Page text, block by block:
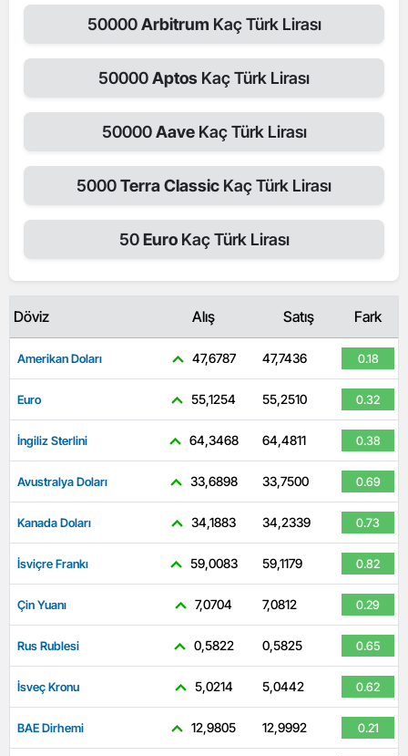
50000Arbitrum Kaç Türk Lirası
50000Aptos Kaç Türk Lirası
50000Aave Kaç Türk Lirası
5000Terra Classic Kaç Türk Lirası
50EuroKaç Türk Lirası
Döviz Alış Satış Fark
Amerikan Doları 47,6787 47,7436 0.18
Euro 55,1254 55,2510 0.32
İngiliz Sterlini 64,3468 64,4811 0.38
Avustralya Doları 33,6898 33,7500 0.69
Kanada Doları 34,1883 34,2339 0.73
İsviçre Frankı 59,0083 59,1179 0.82
Çin Yuanı 7,0704 7,0812 0.29
Rus Rublesi 0,5822 0,5825 0.65
İsveç Kronu 5,0214 5,0442 0.62
BAE Dirhemi 12,9805 12,9992 0.21